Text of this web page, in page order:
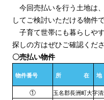
今回売払いを行う土地は
してご検討いただける物件で
子育て世帯にも暮らしや
探しの方はぜひご確認くださ
〇売払い物件
物件番号 所 在
① 玉名郡長洲町大字